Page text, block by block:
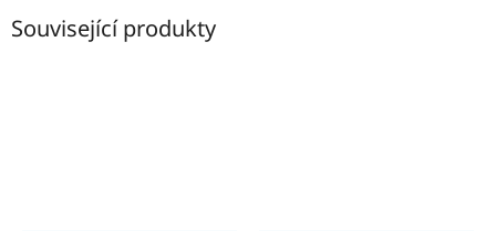
Související produkty